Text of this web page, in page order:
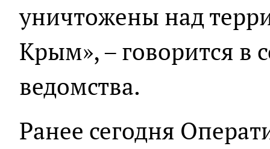
уничтожены над
Крым», – говорится в
ведомства.
Ранее сегодня